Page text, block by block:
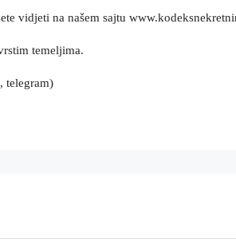
vidjeti na našem sajtu
temeljima.
telegram)